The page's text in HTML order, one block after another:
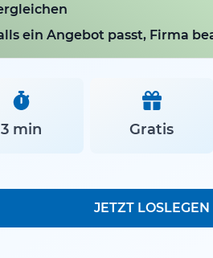
ein Angebot passt, Firma
3 min Gratis
JETZT LOSLEGEN